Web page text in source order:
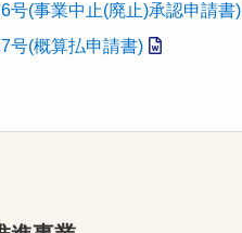
号(事業中止(廃止)承認申請書)
号(概算払申請書)